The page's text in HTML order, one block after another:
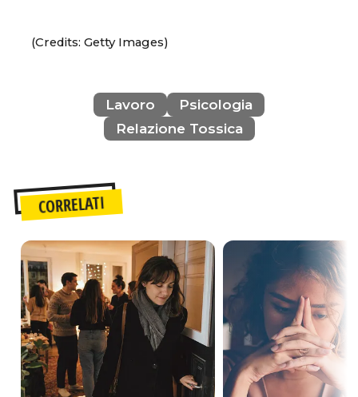
(Credits: Getty Images)
Lavoro
Psicologia
Relazione Tossica
CORRELATI